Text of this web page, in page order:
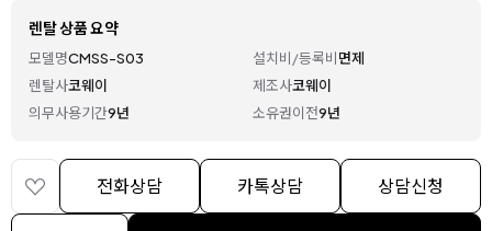
렌탈 상품 요약
모델명CMSS-S03 설치비/등록비면제
렌탈사코웨이 제조사코웨이
의무사용기간9년 소유권이전9년
전화상담 카톡상담 상담신청